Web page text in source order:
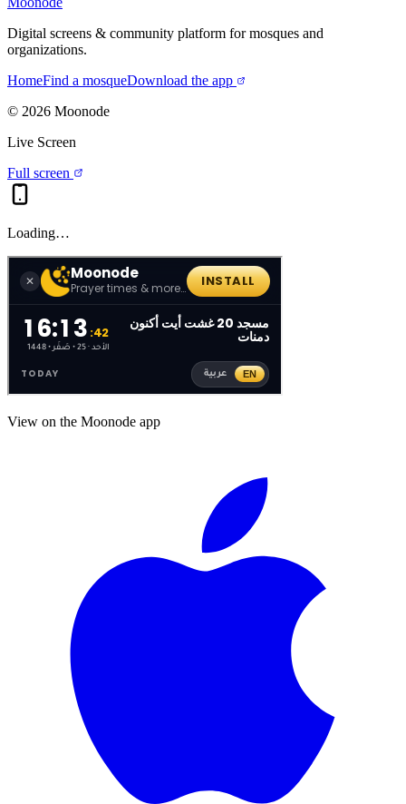
Digital screens & community platform for mosques and
organizations.
HomeFind a mosqueDownload the app
© 2026 Moonode
Live Screen
Full screen
Loading…
View on the Moonode app